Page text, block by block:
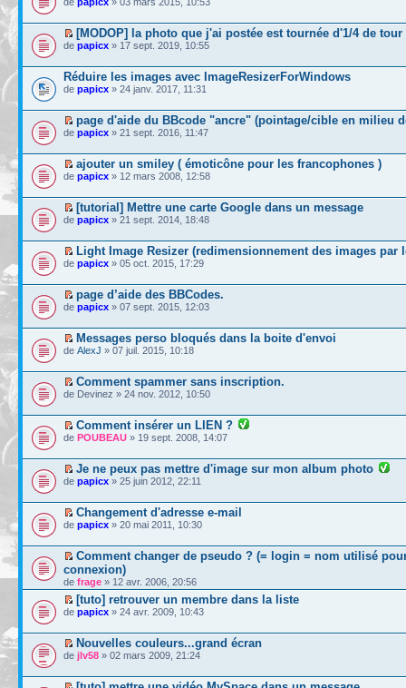
[MODOP] la photo que j'ai postée est tournée d'1/4 de tour
de papicx » 17 sept. 2019, 10:55
Réduire les images avec ImageResizerForWindows
de papicx » 24 janv. 2017, 11:31
page d'aide du BBcode "ancre" (pointage/cible en milieu
de papicx » 21 sept. 2016, 11:47
ajouter un smiley ( émoticône pour les francophones )
de papicx » 12 mars 2008, 12:58
[tutorial] Mettre une carte Google dans un message
de papicx » 21 sept. 2014, 18:48
Light Image Resizer (redimensionnement des images par
de papicx » 05 oct. 2015, 17:29
page d’aide des BBCodes.
de papicx » 07 sept. 2015, 12:03
Messages perso bloqués dans la boite d'envoi
de AlexJ » 07 juil. 2015, 10:18
Comment spammer sans inscription.
de Devinez » 24 nov. 2012, 10:50
Comment insérer un LIEN ?
de POUBEAU » 19 sept. 2008, 14:07
Je ne peux pas mettre d'image sur mon album photo
de papicx » 25 juin 2012, 22:11
Changement d'adresse e-mail
de papicx » 20 mai 2011, 10:30
Comment changer de pseudo ? (= login = nom utilisé
connexion)
de frage » 12 avr. 2006, 20:56
[tuto] retrouver un membre dans la liste
de papicx » 24 avr. 2009, 10:43
Nouvelles couleurs...grand écran
de jlv58 » 02 mars 2009, 21:24